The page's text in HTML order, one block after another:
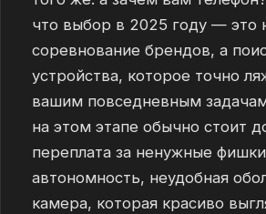
что выбор в 2025 году — это
соревнование брендов, а
устройства, которое точно
вашим повседневным
на этом этапе обычно стоит
переплата за ненужные
автономность, неудобная
камера, которая красиво